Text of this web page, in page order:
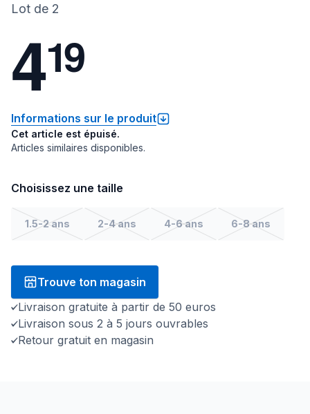
Lot de 2
419
Informations sur le produit
Cet article est épuisé.
Articles similaires disponibles.
Choisissez une taille
1.5-2 ans 2-4 ans 4-6 ans 6-8 ans
Trouve ton magasin
Livraison gratuite à partir de 50 euros
Livraison sous 2 à 5 jours ouvrables
Retour gratuit en magasin